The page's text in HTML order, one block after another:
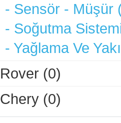
- Sensör - Müşür
- Soğutma
- Yağlama Ve
Rover (0)
Chery (0)